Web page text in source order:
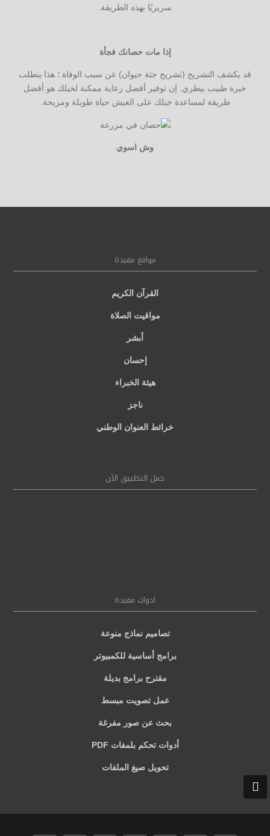
سريريًا بهذه الطريقة.
إذا مات حصانك فجأة
قد يكشف التشريح (تشريح جثة حيوان) عن سبب الوفاة ؛ هذا يتطلب
خبرة طبيب بيطري. إن توفير أفضل رعاية ممكنة لخيلك هو أفضل
طريقة لمساعدة خيلك على العيش حياة طويلة ومريحة.
وش اسوي
مواقع مفيدة
القرآن الكريم
مواقيت الصلاة
أبشر
إحسان
هيئة الخبراء
ناجز
خرائط العنوان الوطني
حمل التطبيق الآن
ادوات مفيدة
تصاميم نماذج منوعة
برامج أساسية للكمبيوتر
مقترح برامج بديلة
عمل تصويت مبسط
بحث عن صور مفرغة
أدوات تحكم بلمفات PDF
تحويل صيغ الملفات